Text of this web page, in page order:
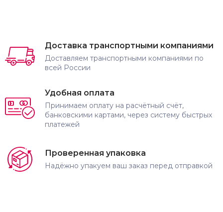
Доставка транспортными компаниями
Доставляем транспортными компаниями по
всей России
Удобная оплата
Принимаем оплату на расчётный счёт,
банковскими картами, через систему быстрых
платежей
Проверенная упаковка
Надёжно упакуем ваш заказ перед отправкой